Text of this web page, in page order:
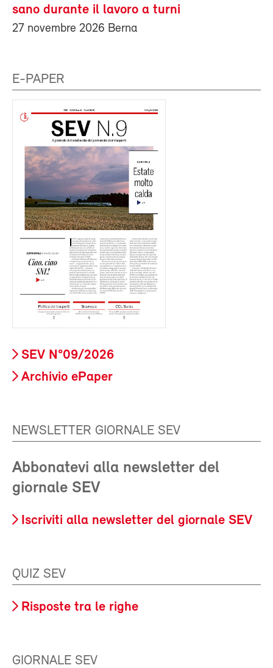
sano durante il lavoro a turni
27 novembre 2026 Berna
E-PAPER
SEV N°09/2026
Archivio ePaper
NEWSLETTER GIORNALE SEV
Abbonatevi alla newsletter del
giornale SEV
Iscriviti alla newsletter del giornale SEV
QUIZ SEV
Risposte tra le righe
GIORNALE SEV